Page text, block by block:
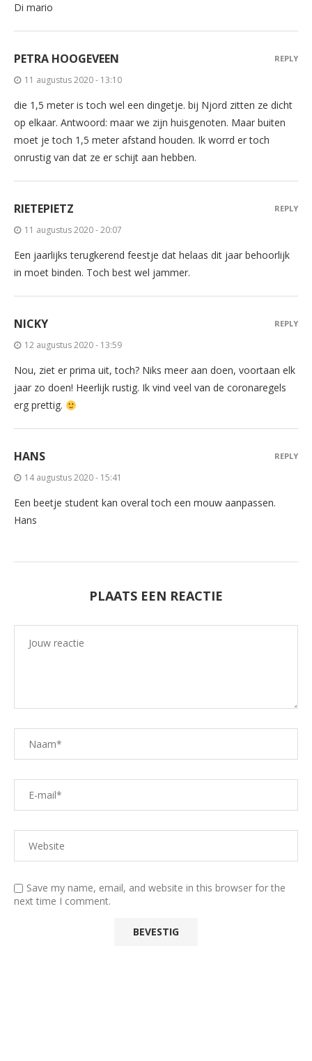
Di mario
PETRA HOOGEVEEN
11 augustus 2020 - 13:10
die 1,5 meter is toch wel een dingetje. bij Njord zitten ze dicht
op elkaar. Antwoord: maar we zijn huisgenoten. Maar buiten
moet je toch 1,5 meter afstand houden. Ik worrd er toch
onrustig van dat ze er schijt aan hebben.
REPLY
RIETEPIETZ
11 augustus 2020 - 20:07
Een jaarlijks terugkerend feestje dat helaas dit jaar behoorlijk
in moet binden. Toch best wel jammer.
REPLY
NICKY
12 augustus 2020 - 13:59
Nou, ziet er prima uit, toch? Niks meer aan doen, voortaan elk
jaar zo doen! Heerlijk rustig. Ik vind veel van de coronaregels
erg prettig.
REPLY
HANS
14 augustus 2020 - 15:41
Een beetje student kan overal toch een mouw aanpassen.
Hans
REPLY
PLAATS EEN REACTIE
Save my name, email, and website in this browser for the
next time I comment.